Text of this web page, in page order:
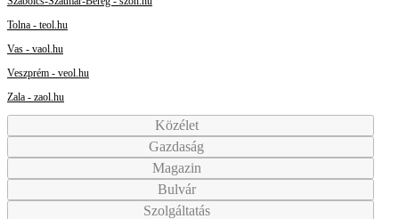
Tolna - teol.hu
Vas - vaol.hu
Veszprém - veol.hu
Zala - zaol.hu
Közélet
Gazdaság
Magazin
Bulvár
Szolgáltatás